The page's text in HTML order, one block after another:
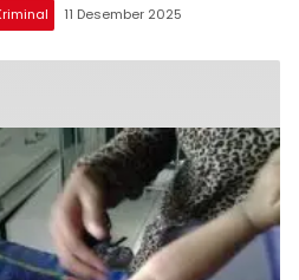
11 Desember 2025